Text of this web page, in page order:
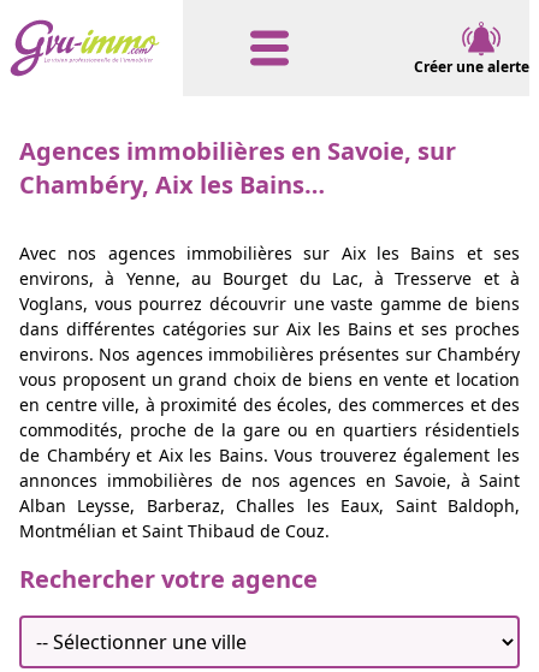
Créer une alerte
Agences immobilières en Savoie, sur
Chambéry, Aix les Bains…
Avec nos agences immobilières sur Aix les Bains et ses
environs, à Yenne, au Bourget du Lac, à Tresserve et à
Voglans, vous pourrez découvrir une vaste gamme de biens
dans différentes catégories sur Aix les Bains et ses proches
environs. Nos agences immobilières présentes sur Chambéry
vous proposent un grand choix de biens en vente et location
en centre ville, à proximité des écoles, des commerces et des
commodités, proche de la gare ou en quartiers résidentiels
de Chambéry et Aix les Bains. Vous trouverez également les
annonces immobilières de nos agences en Savoie, à Saint
Alban Leysse, Barberaz, Challes les Eaux, Saint Baldoph,
Montmélian et Saint Thibaud de Couz.
Rechercher votre agence